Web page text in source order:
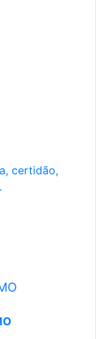
certidão,